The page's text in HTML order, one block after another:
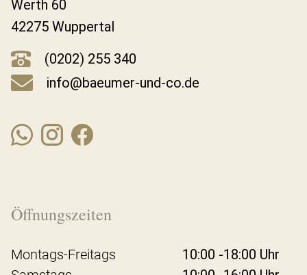
Werth 60
42275 Wuppertal
(0202) 255 340
info@baeumer-und-co.de
Öffnungszeiten
Montags-Freitags
10:00 -18:00 Uhr